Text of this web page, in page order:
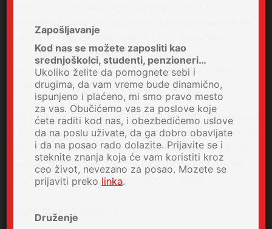
lokalnom i nacionalnom nivou “ koji sprovode
kancelarija UNICEF-a u Srbiji u saradnji sa
Ministarstvom rada i socijalne politike, a finansira
Vlada Republike Italije.
projekta je podrška projektu deinstitucionalizacije
i socijalne inkluzije dece sa smetnjama u razvoju kroz
podršku institucijama i organizacijama na lokalnom
nivou u razvijanju i unapredenju usluga za decu sa
smetnjama u razvoju u jugoistocnoj Srbiji.
Zapošljavanje
Kod nas se možete zaposliti kao
srednjoškolci, studenti, penzioneri…
Ukoliko želite da pomognete sebi i
drugima, da vam vreme bude dinamično,
ispunjeno i plaćeno, mi smo pravo mesto
za vas. Obučićemo vas za poslove koje
ćete raditi kod nas, i obezbedićemo uslove
da na poslu uživate, da ga dobro obavljate
i da na posao rado dolazite. Prijavite se i
steknite znanja koja će vam koristiti kroz
ceo život, nevezano za posao. Mozete se
prijaviti preko linka.
Druženje